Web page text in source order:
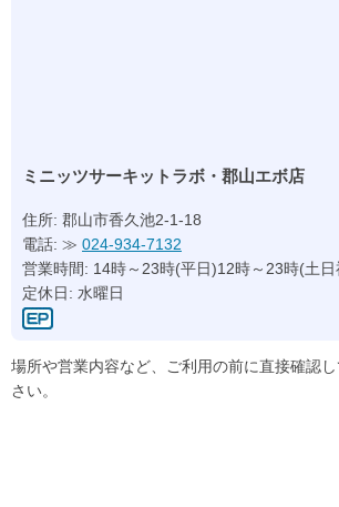
ミニッツサーキットラボ・郡山エボ店
住所: 郡山市香久池2-1-18
電話: ≫ 024-934-7132
営業時間: 14時～23時(平日)12時～23時(土日
定休日: 水曜日
場所や営業内容など、ご利用の前に直接確認
さい。